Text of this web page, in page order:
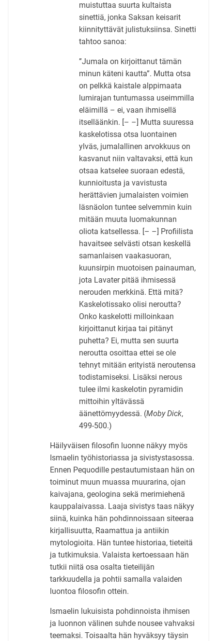
muistuttaa suurta kultaista
sinettiä, jonka Saksan keisarit
kiinnityttävät julistuksiinsa. Sinetti
tahtoo sanoa:
”Jumala on kirjoittanut tämän
minun käteni kautta”. Mutta otsa
on pelkkä kaistale alppimaata
lumirajan tuntumassa useimmilla
eläimillä – ei, vaan ihmisellä
itselläänkin. [– –] Mutta suuressa
kaskelotissa otsa luontainen
ylväs, jumalallinen arvokkuus on
kasvanut niin valtavaksi, että kun
otsaa katselee suoraan edestä,
kunnioitusta ja vavistusta
herättävien jumalaisten voimien
läsnäolon tuntee selvemmin kuin
mitään muuta luomakunnan
oliota katsellessa. [– –] Profiilista
havaitsee selvästi otsan keskellä
samanlaisen vaakasuoran,
kuunsirpin muotoisen painauman,
jota Lavater pitää ihmisessä
nerouden merkkinä. Että mitä?
Kaskelotissako olisi neroutta?
Onko kaskelotti milloinkaan
kirjoittanut kirjaa tai pitänyt
puhetta? Ei, mutta sen suurta
neroutta osoittaa ettei se ole
tehnyt mitään erityistä neroutensa
todistamiseksi. Lisäksi nerous
tulee ilmi kaskelotin pyramidin
mittoihin yltävässä
äänettömyydessä. (Moby Dick,
499-500.)
Häilyväisen filosofin luonne näkyy myös
Ismaelin työhistoriassa ja sivistystasossa.
Ennen Pequodille pestautumistaan hän on
toiminut muun muassa muurarina, ojan
kaivajana, geologina sekä merimiehenä
kauppalaivassa. Laaja sivistys taas näkyy
siinä, kuinka hän pohdinnoissaan siteeraa
kirjallisuutta, Raamattua ja antiikin
mytologioita. Hän tuntee historiaa, tieteitä
ja tutkimuksia. Valaista kertoessaan hän
tutkii niitä osa osalta tieteilijän
tarkkuudella ja pohtii samalla valaiden
luontoa filosofin ottein.
Ismaelin lukuisista pohdinnoista ihmisen
ja luonnon välinen suhde nousee vahvaksi
teemaksi. Toisaalta hän hyväksyy täysin